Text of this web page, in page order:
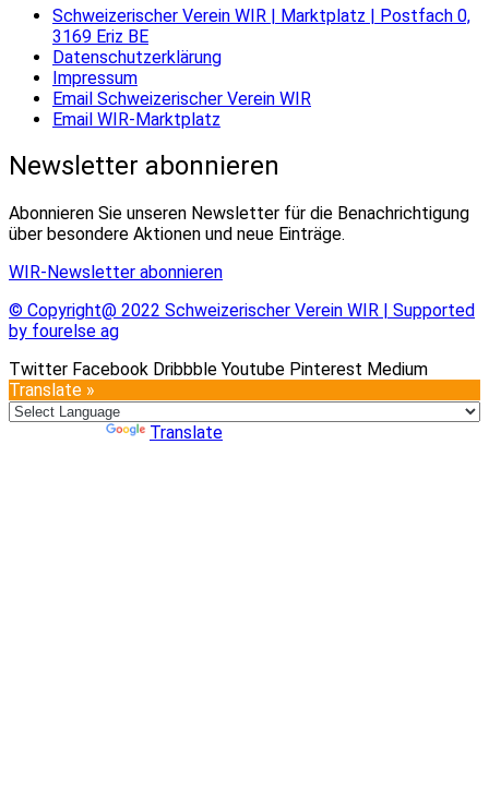
Schweizerischer Verein WIR | Marktplatz | Postfach 0,
3169 Eriz BE
Datenschutzerklärung
Impressum
Email Schweizerischer Verein WIR
Email WIR-Marktplatz
Newsletter abonnieren
Abonnieren Sie unseren Newsletter für die Benachrichtigung
über besondere Aktionen und neue Einträge.
WIR-Newsletter abonnieren
© Copyright@ 2022 Schweizerischer Verein WIR | Supported
by fourelse ag
Twitter Facebook Dribbble Youtube Pinterest Medium
Translate »
Translate